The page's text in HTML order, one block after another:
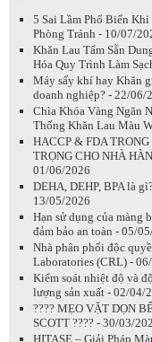
5 Sai Lầm Phổ Biến
Phòng Tránh - 10/07/
Khăn Lau Tẩm Sẵn
Hóa Quy Trình Làm
Máy sấy khí hay Khăn
doanh nghiệp? - 22/06/
Chìa Khóa Vàng Ngăn
Thống Khăn Lau Màu
HACCP & FDA
TRỌNG CHO NHÀ
01/06/2026
DEHA, DEHP, BPA là
13/05/2026
Hạn sử dụng của màng
đảm bảo an toàn - 05/
Nhà phân phối độc
Laboratories (CRL) -
Kiểm soát nhiệt độ và
lượng sản xuất - 02/04/
???? MẸO VẶT DỌN
SCOTT ???? - 30/03/
HITASE – Giải Pháp